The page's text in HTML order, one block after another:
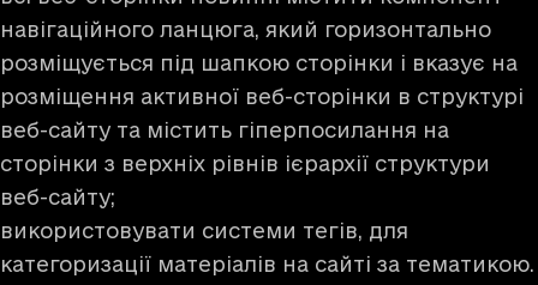
навігаційного ланцюга, який горизонтально
розміщується під шапкою сторінки і вказує на
розміщення активної веб-сторінки в структурі
веб-сайту та містить гіперпосилання на
сторінки з верхніх рівнів ієрархії структури
веб-сайту;
використовувати системи тегів, для
категоризації матеріалів на сайті за тематикою.